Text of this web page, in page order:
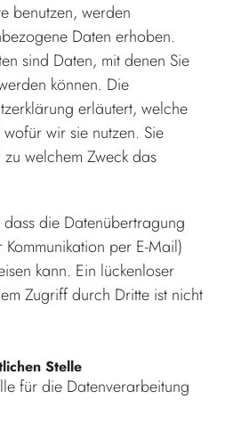
benutzen, werden
Daten erhoben.
sind Daten, mit denen Sie
können. Die
erläutert, welche
wir sie nutzen. Sie
welchem Zweck das
die Datenübertragung
per E-Mail)
kann. Ein lückenloser
Zugriff durch Dritte ist nicht
Stelle
für die Datenverarbeitung